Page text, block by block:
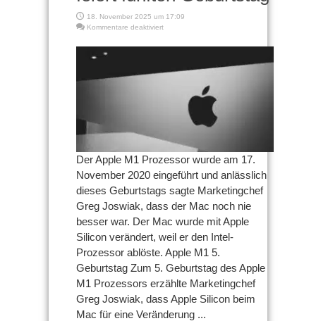
18. November 2025 um 17:09
Kommentare deaktiviertfür
M1
feiert
Der Apple M1 Prozessor wurde am 17.
November 2020 eingeführt und anlässlich
dieses Geburtstags sagte Marketingchef
Greg Joswiak, dass der Mac noch nie
besser war. Der Mac wurde mit Apple
Silicon verändert, weil er den Intel-
Prozessor ablöste. Apple M1 5.
Geburtstag Zum 5. Geburtstag des Apple
M1 Prozessors erzählte Marketingchef
Greg Joswiak, dass Apple Silicon beim
Mac für eine Veränderung ...